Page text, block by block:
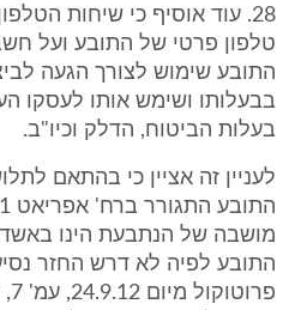
28. עוד אוסיף כי שיחות
טלפון פרטי של התובע ועל
התובע שימוש לצורך הגעה
בבעלותו ושימש אותו לעסקו
בעלות הביטוח, הדלק וכיו"ב.
מושבה של הנתבעת הינו
התובע לפיה לא דרש החזר